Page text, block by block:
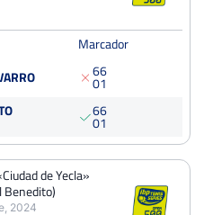
de Yecla» (XI Memorial
Marcador
6
0
6
1
6
0
6
1
de Yecla»
Benedito)
2024